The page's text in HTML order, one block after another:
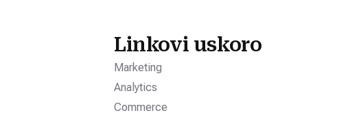
Linkovi uskoro
Marketing
Analytics
Commerce